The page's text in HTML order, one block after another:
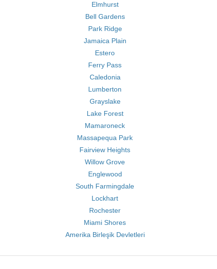
Elmhurst
Bell Gardens
Park Ridge
Jamaica Plain
Estero
Ferry Pass
Caledonia
Lumberton
Grayslake
Lake Forest
Mamaroneck
Massapequa Park
Fairview Heights
Willow Grove
Englewood
South Farmingdale
Lockhart
Rochester
Miami Shores
Amerika Birleşik Devletleri